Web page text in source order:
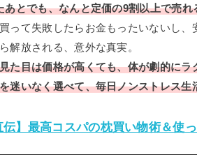
あとでも、なんと定価の9割以上で売れ
って失敗したらお金もったいないし
解放される、意外な真実。
見た目は価格が高くても、体が劇的に
迷いなく選べて、毎日ノンストレス生
】最高コスパの枕買い物術＆使